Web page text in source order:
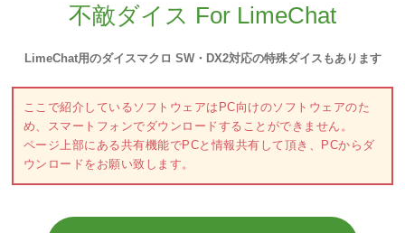
不敵ダイス For LimeChat
LimeChat用のダイスマクロ SW・DX2対応の特殊ダイスもあります
ここで紹介しているソフトウェアはPC向けのソフトウェアのた
め、スマートフォンでダウンロードすることができません。
ページ上部にある共有機能でPCと情報共有して頂き、PCからダ
ウンロードをお願い致します。